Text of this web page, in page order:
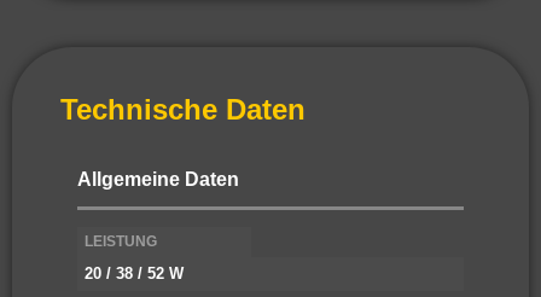
Technische Daten
Allgemeine Daten
LEISTUNG
20 / 38 / 52 W